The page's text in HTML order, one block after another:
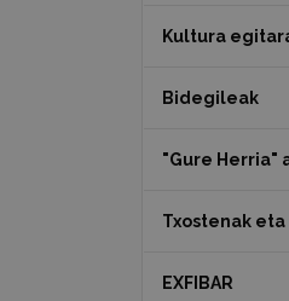
Kultura
Bidegileak
"Gure Herria"
Txostenak eta
EXFIBAR